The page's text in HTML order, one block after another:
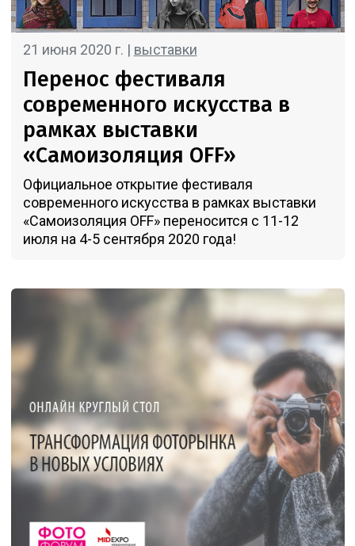
21 июня 2020 г. | выставки
Перенос фестиваля
современного искусства в
рамках выставки
«Самоизоляция OFF»
Официальное открытие фестиваля
современного искусства в рамках выставки
«Самоизоляция OFF» переносится с 11-12
июля на 4-5 сентября 2020 года!